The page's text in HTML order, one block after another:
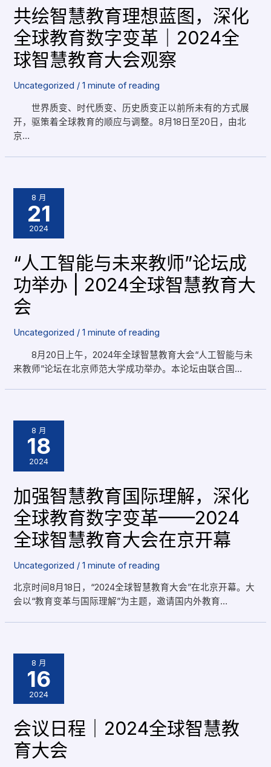
共绘智慧教育理想蓝图，深化
全球教育数字变革｜2024全
球智慧教育大会观察
Uncategorized /1 minute of reading
世界质变、时代质变、历史质变正以前所未有的方式展
开，驱策着全球教育的顺应与调整。8月18日至20日，由北
京…
8 月
21
2024
“人工智能与未来教师”论坛成
功举办 | 2024全球智慧教育大
会
Uncategorized /1 minute of reading
8月20日上午，2024年全球智慧教育大会“人工智能与未
来教师”论坛在北京师范大学成功举办。本论坛由联合国…
8 月
18
2024
加强智慧教育国际理解，深化
全球教育数字变革——2024
全球智慧教育大会在京开幕
Uncategorized /1 minute of reading
北京时间8月18日，“2024全球智慧教育大会”在北京开幕。大
会以“教育变革与国际理解”为主题，邀请国内外教育…
8 月
16
2024
会议日程｜2024全球智慧教
育大会